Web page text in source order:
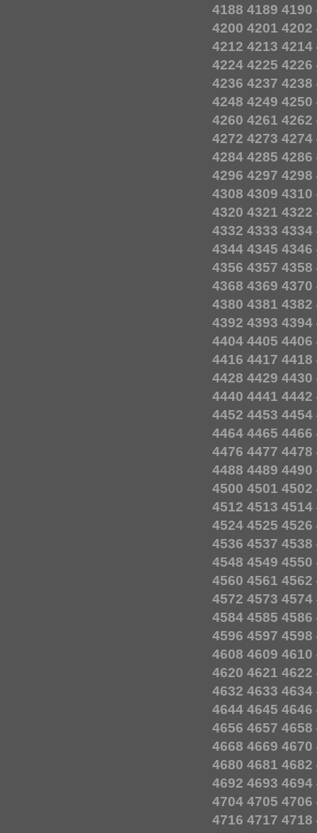
4188 4189 4190
4200 4201 4202
4212 4213 4214
4224 4225 4226
4236 4237 4238
4248 4249 4250
4260 4261 4262
4272 4273 4274
4284 4285 4286
4296 4297 4298
4308 4309 4310
4320 4321 4322
4332 4333 4334
4344 4345 4346
4356 4357 4358
4368 4369 4370
4380 4381 4382
4392 4393 4394
4404 4405 4406
4416 4417 4418
4428 4429 4430
4440 4441 4442
4452 4453 4454
4464 4465 4466
4476 4477 4478
4488 4489 4490
4500 4501 4502
4512 4513 4514
4524 4525 4526
4536 4537 4538
4548 4549 4550
4560 4561 4562
4572 4573 4574
4584 4585 4586
4596 4597 4598
4608 4609 4610
4620 4621 4622
4632 4633 4634
4644 4645 4646
4656 4657 4658
4668 4669 4670
4680 4681 4682
4692 4693 4694
4704 4705 4706
4716 4717 4718